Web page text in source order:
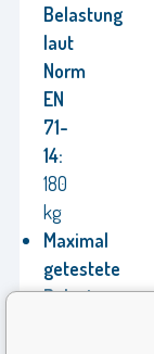
Belastung
laut
Norm
EN
71-
14:
180
kg
Maximal
getestete
Belastung: